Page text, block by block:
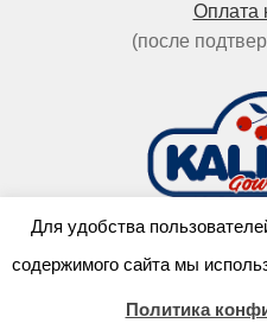
Оплата
(после
Для удобства
содержимого сайта мы
Политика